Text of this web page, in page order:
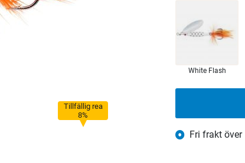
Tillfällig rea
8%
White Flash
Fri frakt över